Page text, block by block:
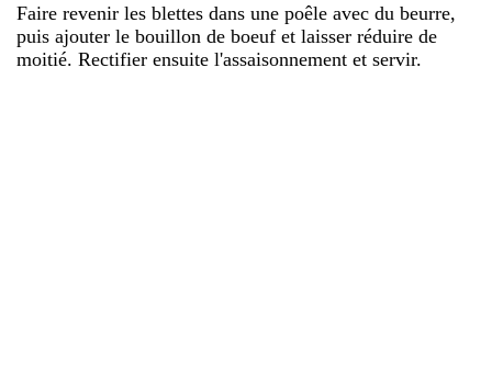
Faire revenir les blettes dans une poêle avec du beurre,
puis ajouter le bouillon de boeuf et laisser réduire de
moitié. Rectifier ensuite l'assaisonnement et servir.